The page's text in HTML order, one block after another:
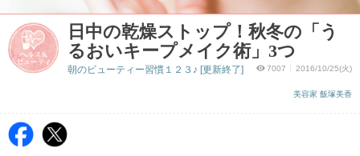
日中の乾燥ストップ！秋冬の「う
るおいキープメイク術」3つ
7007 2016/10/25(火)
美容家 飯塚美香
朝のビューティー習慣１２３♪ [更新終了]